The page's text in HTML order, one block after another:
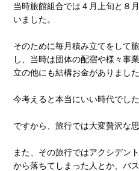
当時旅館組合では４月上旬と８
いました。
そのために毎月積み立てをして
し、当時は団体の配宿や様々事
立の他にも結構お金がありました
今考えると本当にいい時代でした
ですから、旅行では大変贅沢な
また、その旅行ではアクシデン
から落ちてしまった人とか、バ